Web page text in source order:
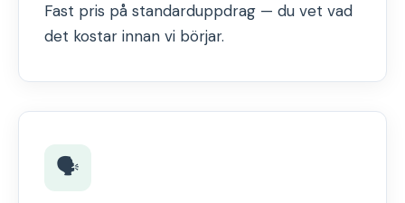
Fast pris på standarduppdrag — du vet vad
det kostar innan vi börjar.
🗣️